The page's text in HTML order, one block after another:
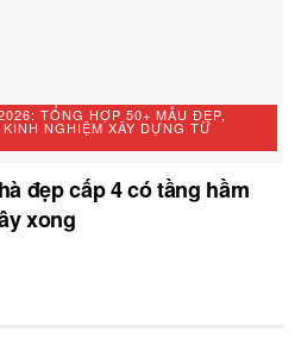
TỔNG HỢP 50+ MẪU ĐẸP,
NGHIỆM XÂY DỰNG TỪ
đẹp cấp 4 có tầng hầm
xong